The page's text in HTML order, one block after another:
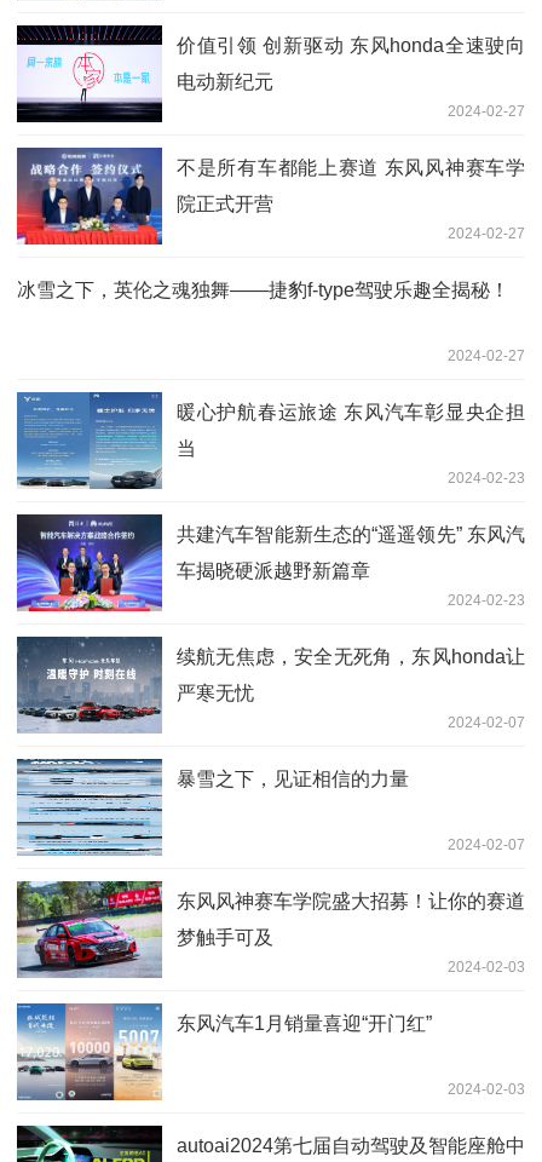
价值引领 创新驱动 东风honda全速驶向
电动新纪元
2024-02-27
不是所有车都能上赛道 东风风神赛车学
院正式开营
2024-02-27
冰雪之下，英伦之魂独舞——捷豹f-type驾驶乐趣全揭秘！
2024-02-27
暖心护航春运旅途 东风汽车彰显央企担
当
2024-02-23
共建汽车智能新生态的“遥遥领先” 东风汽
车揭晓硬派越野新篇章
2024-02-23
续航无焦虑，安全无死角，东风honda让
严寒无忧
2024-02-07
暴雪之下，见证相信的力量
2024-02-07
东风风神赛车学院盛大招募！让你的赛道
梦触手可及
2024-02-03
东风汽车1月销量喜迎“开门红”
2024-02-03
autoai2024第七届自动驾驶及智能座舱中